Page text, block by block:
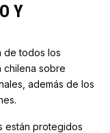
Y
de todos los
sobre
además de los
están protegidos